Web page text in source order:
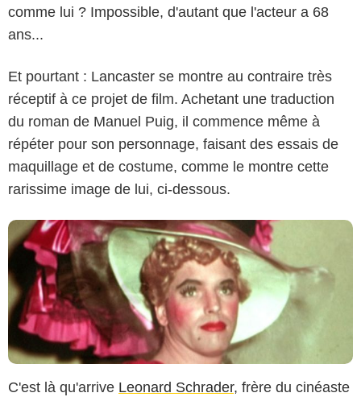
comme lui ? Impossible, d'autant que l'acteur a 68
ans...
Et pourtant : Lancaster se montre au contraire très
réceptif à ce projet de film. Achetant une traduction
du roman de Manuel Puig, il commence même à
répéter pour son personnage, faisant des essais de
maquillage et de costume, comme le montre cette
rarissime image de lui, ci-dessous.
Capture d'écran
C'est là qu'arrive Leonard Schrader, frère du cinéaste